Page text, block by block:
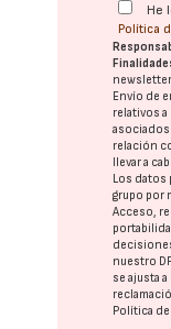
He
Política
Envío de
relativos
relación
llevar a
Los datos
grupo por
Acceso,
nuestro
se ajusta
Política